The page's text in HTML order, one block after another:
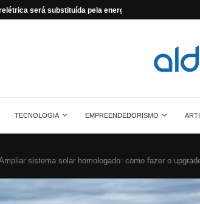
distribuidor da Trust no...
TECNOLOGIA EMPREENDEDORISMO
sistema solar homologado: como fazer o